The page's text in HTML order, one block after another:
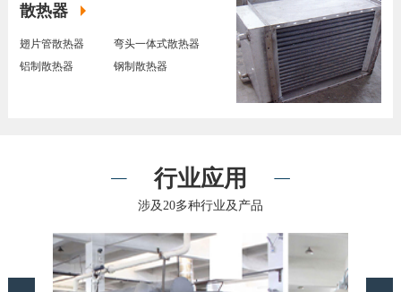
散热器
翅片管散热器
弯头一体式散热器
铝制散热器
钢制散热器
行业应用
涉及20多种行业及产品